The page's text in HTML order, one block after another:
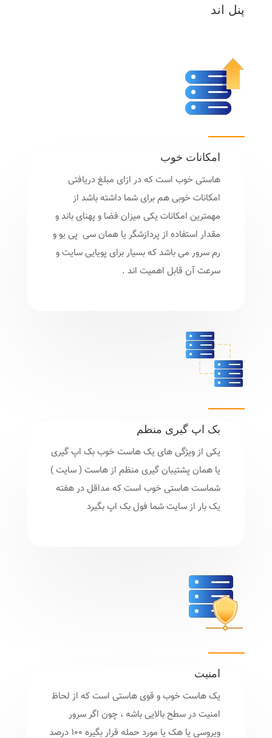
پنل اند
امکانات خوب
هاستی خوب است که در ازای مبلغ دریافتی
امکانات خوبی هم برای شما داشته باشد از
مهمترین امکانات یکی میزان فضا و پهنای باند و
مقدار استفاده از پردازشگر یا همان سی پی یو و
رم سرور می باشد که بسیار برای پویایی سایت و
سرعت آن قابل اهمیت اند .
بک اپ گیری منظم
یکی از ویژگی های یک هاست خوب بک اپ گیری
یا همان پشتیبان گیری منظم از هاست ( سایت )
شماست هاستی خوب است که مداقل در هفته
یک بار از سایت شما فول بک اپ بگیرد
امنیت
یک هاست خوب و قوی هاستی است که از لحاظ
امنیت در سطح بالایی باشه ، چون اگر سرور
ویروسی یا هک یا مورد حمله قرار بگیره 100 درصد